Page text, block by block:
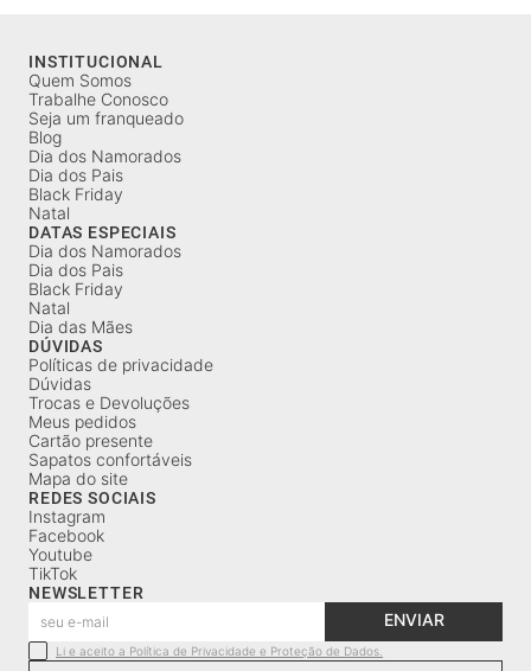
INSTITUCIONAL
Quem Somos
Trabalhe Conosco
Seja um franqueado
Blog
Dia dos Namorados
Dia dos Pais
Black Friday
Natal
DATAS ESPECIAIS
Dia dos Namorados
Dia dos Pais
Black Friday
Natal
Dia das Mães
DÚVIDAS
Políticas de privacidade
Dúvidas
Trocas e Devoluções
Meus pedidos
Cartão presente
Sapatos confortáveis
Mapa do site
REDES SOCIAIS
Instagram
Facebook
Youtube
TikTok
NEWSLETTER
ENVIAR
Li e aceito a Política de Privacidade e Proteção de Dados.